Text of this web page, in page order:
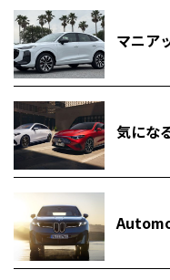
マニア
気にな